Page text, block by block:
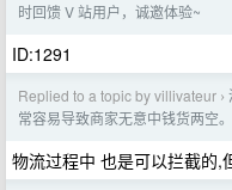
时回馈 V 站用户，诚邀体验~
ID:1291
Replied to a topic by villivateur ›
常容易导致商家无意中钱货两空。
物流过程中 也是可以拦截的,